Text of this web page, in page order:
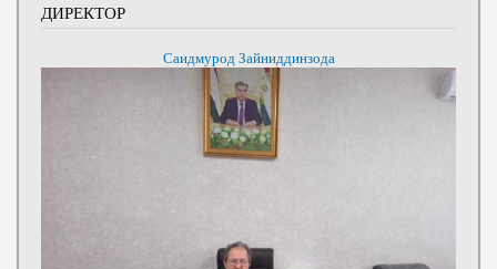
ДИРЕКТОР
Саидмурод Зайниддинзода